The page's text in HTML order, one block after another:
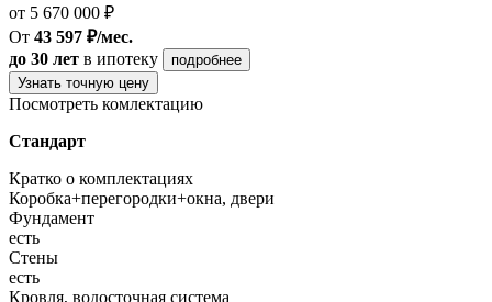
от 5 670 000 ₽
От 43 597 ₽/мес.
до 30 лет в ипотеку
подробнее
Узнать точную цену
Посмотреть комлектацию
Стандарт
Кратко о комплектациях
Коробка+перегородки+окна, двери
Фундамент
есть
Стены
есть
Кровля, водосточная система